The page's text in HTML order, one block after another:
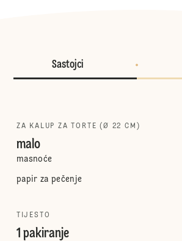
Sastojci
ZA KALUP ZA TORTE (Ø 22 CM)
malo
masnoće
papir za pečenje
TIJESTO
1 pakiranje